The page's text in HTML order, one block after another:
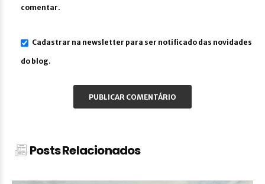
comentar.
Cadastrar na newsletter para ser notificado das novidades
do blog.
Posts Relacionados